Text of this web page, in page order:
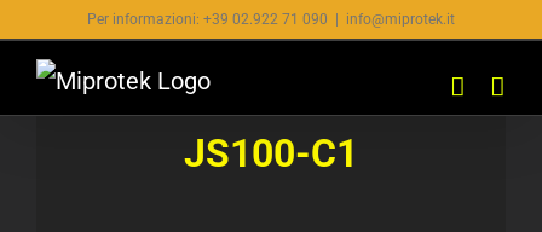
contenuto
Per informazioni: +39 02.922 71 090 info@miprotek.it
JS100-C1